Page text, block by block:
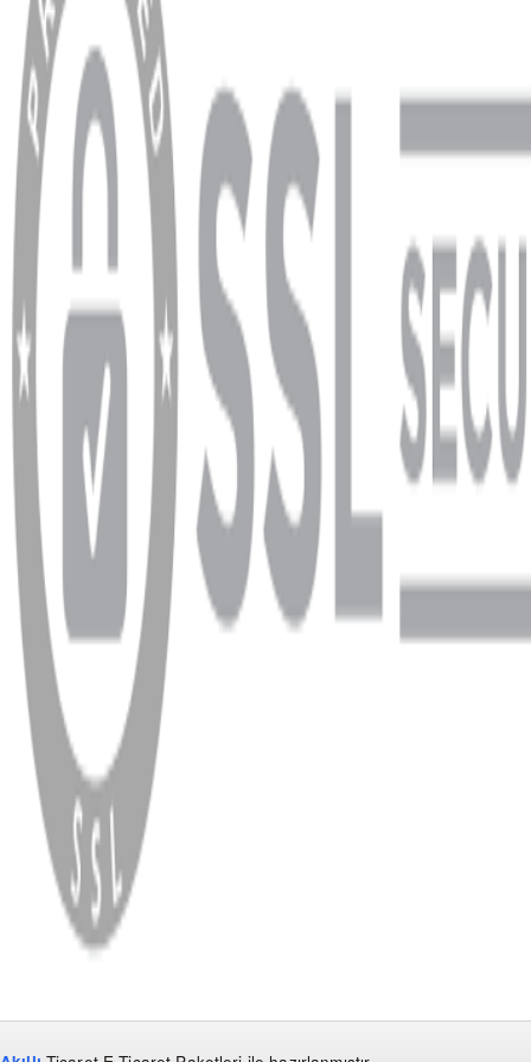
Sipariş Sorgulama
Banka Hesap Bilgileri
YARDIM VE DESTEK
Ödeme ve Teslimat Şartları
Garanti ve İade Şartları
info@dukkanhifi.com
0850 441 40 44
info@dukkanhifi.com 0850 441 40 44
Çalışma Saatleri: Pazartesi - Cuma 09:30 - 19:30, Cumartesi 10:00 - 18:00
WhatsApp Facebook
Copyright
2026 Dükkan Hifi